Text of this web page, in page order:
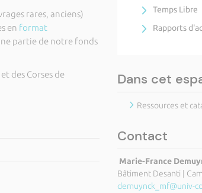
rares, anciens)
en format
partie de notre fonds
des Corses de
Temps Libre
Rapports
Dans cet
Ressources et
Contact
Marie-France
Bâtiment Desanti |
demuynck_mf@univ-